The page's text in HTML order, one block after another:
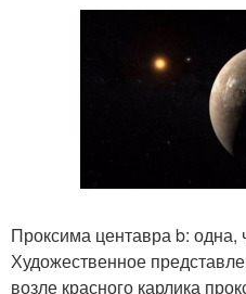
Проксима центавра b: одна,
Художественное
возле красного карлика